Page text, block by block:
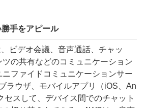
手をアピール
ビデオ会議、音声通話、チャッ
ツの共有などのコミュニケーション
ファイドコミュニケーションサー
ラウザ、モバイルアプリ（iOS、An
セスして、デバイス間でのチャット